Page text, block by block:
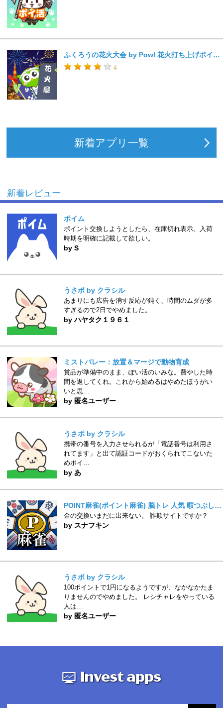
ふくろうの花火大会 by Powl 花火打ち上げポイ活ゲーム
4
新着アプリ一覧
新着レビュー
ポイム
ポイント交換しようとしたら、在庫切れ表示。入荷
時期を明確に記載して欲しい。
by S
うさポ by クラシル
あまりにも広告を消す反応が鈍く、時間のムダが多
すぎるので2日でやめました。
by ハヤタク１９６１
ミストバレー：放置＆マージで動物育成
賞品が準備中のまま、ぽい活のいみな。費やした時
間を返してくれ。これから始めるはやめたほうがい
いと思…
by 匿名ユーザー
うさポ by クラシル
携帯の番号を入力させられるが「電話番号は利用さ
れてます」と出て認証コードがおくられてこないた
めポイ…
by あ
POINT麻雀(ポイント麻雀) 脳トレ 人気 暇つぶしゲーム
金の交換いまだに出来ない。 詐欺サイトですか？
by スナフキン
うさポ by クラシル
100ポイントで1円になるようですが、なかなかたま
りませんのでやめました。 レシチャレをやっている
人は…
by 匿名ユーザー